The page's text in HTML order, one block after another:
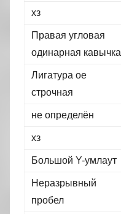
хз
Правая угловая
одинарная кавычка
Лигатура ое
строчная
не определён
хз
Большой Y-умлаут
Неразрывный
пробел